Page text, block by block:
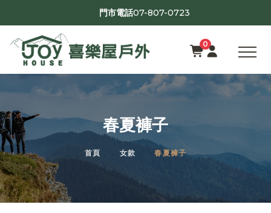
門市電話07-807-0723
0
春夏褲子
首頁 女款 春夏褲子